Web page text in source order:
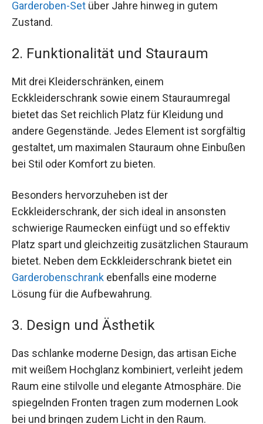
Garderoben-Set über Jahre hinweg in gutem
Zustand.
2. Funktionalität und Stauraum
Mit drei Kleiderschränken, einem
Eckkleiderschrank sowie einem Stauraumregal
bietet das Set reichlich Platz für Kleidung und
andere Gegenstände. Jedes Element ist sorgfältig
gestaltet, um maximalen Stauraum ohne Einbußen
bei Stil oder Komfort zu bieten.
Besonders hervorzuheben ist der
Eckkleiderschrank, der sich ideal in ansonsten
schwierige Raumecken einfügt und so effektiv
Platz spart und gleichzeitig zusätzlichen Stauraum
bietet. Neben dem Eckkleiderschrank bietet ein
Garderobenschrank ebenfalls eine moderne
Lösung für die Aufbewahrung.
3. Design und Ästhetik
Das schlanke moderne Design, das artisan Eiche
mit weißem Hochglanz kombiniert, verleiht jedem
Raum eine stilvolle und elegante Atmosphäre. Die
spiegelnden Fronten tragen zum modernen Look
bei und bringen zudem Licht in den Raum.